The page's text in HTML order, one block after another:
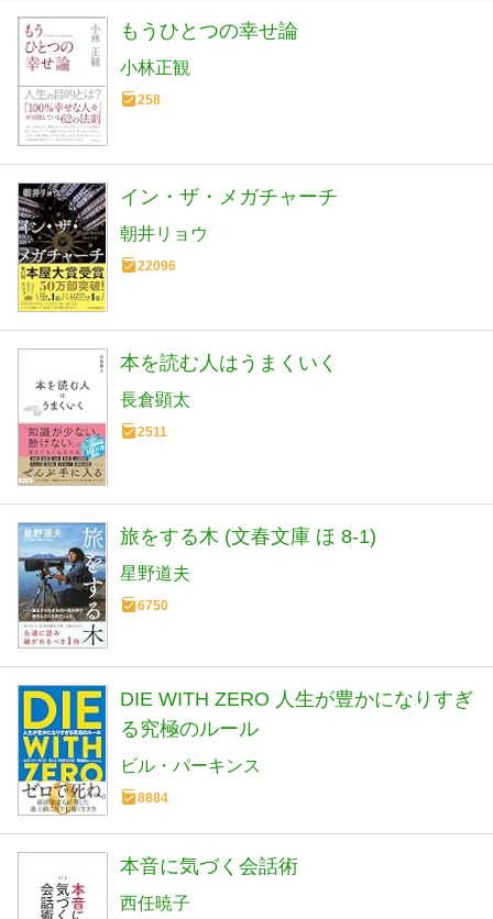
もうひとつの幸せ論
小林正観
258
イン・ザ・メガチャーチ
朝井リョウ
22096
本を読む人はうまくいく
長倉顕太
2511
旅をする木 (文春文庫 ほ 8-1)
星野道夫
6750
DIE WITH ZERO 人生が豊かになりすぎ
る究極のルール
ビル・パーキンス
8884
本音に気づく会話術
西任暁子